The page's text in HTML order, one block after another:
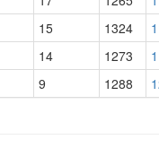
15 1324
14 1273
9 1288